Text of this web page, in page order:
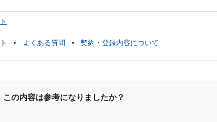
よくある質問 契約・登録内容について
この内容は参考になりましたか？